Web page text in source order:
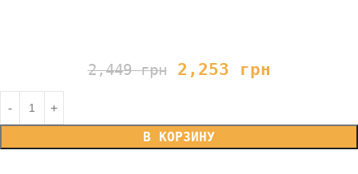
2,449грн 2,253 грн
В КОРЗИНУ